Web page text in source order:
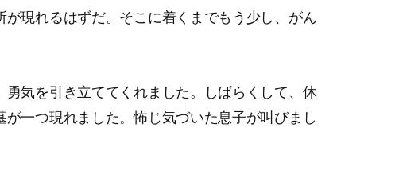
が現れるはずだ。そこに着くまでもう少し、がん
勇気を引き立ててくれました。しばらくして、休
一つ現れました。怖じ気づいた息子が叫びまし